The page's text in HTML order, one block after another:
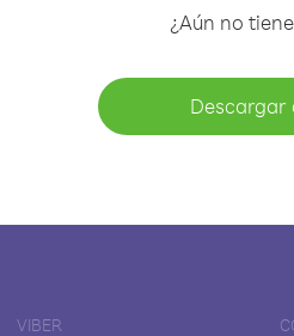
¿Aún no
Descargar
VIBER